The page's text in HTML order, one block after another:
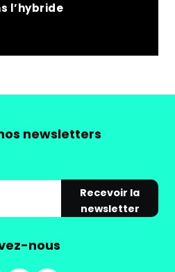
l’hybride
newsletters
Recevoir la
newsletter
nous